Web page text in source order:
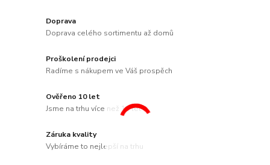
Doprava
Doprava celého sortimentu až domů
Proškolení prodejci
Radíme s nákupem ve Váš prospěch
Ověřeno 10 let
Jsme na trhu více než 10 let
Záruka kvality
Vybíráme to nejlepší na trhu